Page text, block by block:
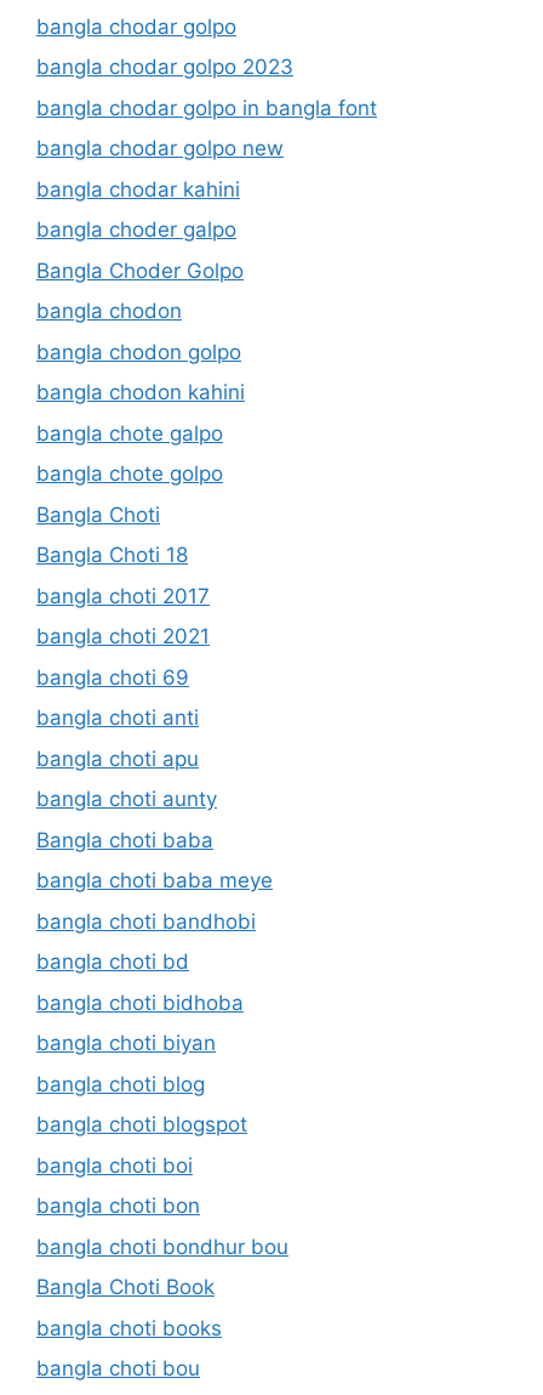
bangla chodar golpo
bangla chodar golpo 2023
bangla chodar golpo in bangla font
bangla chodar golpo new
bangla chodar kahini
bangla choder galpo
Bangla Choder Golpo
bangla chodon
bangla chodon golpo
bangla chodon kahini
bangla chote galpo
bangla chote golpo
Bangla Choti
Bangla Choti 18
bangla choti 2017
bangla choti 2021
bangla choti 69
bangla choti anti
bangla choti apu
bangla choti aunty
Bangla choti baba
bangla choti baba meye
bangla choti bandhobi
bangla choti bd
bangla choti bidhoba
bangla choti biyan
bangla choti blog
bangla choti blogspot
bangla choti boi
bangla choti bon
bangla choti bondhur bou
Bangla Choti Book
bangla choti books
bangla choti bou